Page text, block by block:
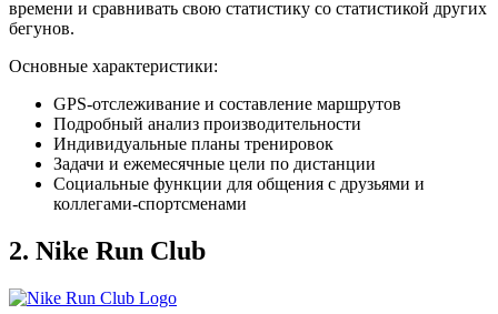
времени и сравнивать свою статистику со статистикой других
бегунов.
Основные характеристики:
GPS-отслеживание и составление маршрутов
Подробный анализ производительности
Индивидуальные планы тренировок
Задачи и ежемесячные цели по дистанции
Социальные функции для общения с друзьями и
коллегами-спортсменами
2. Nike Run Club